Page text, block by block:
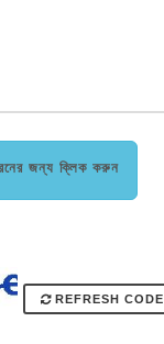
জন্য ক্লিক করুন
REFRESH CODE